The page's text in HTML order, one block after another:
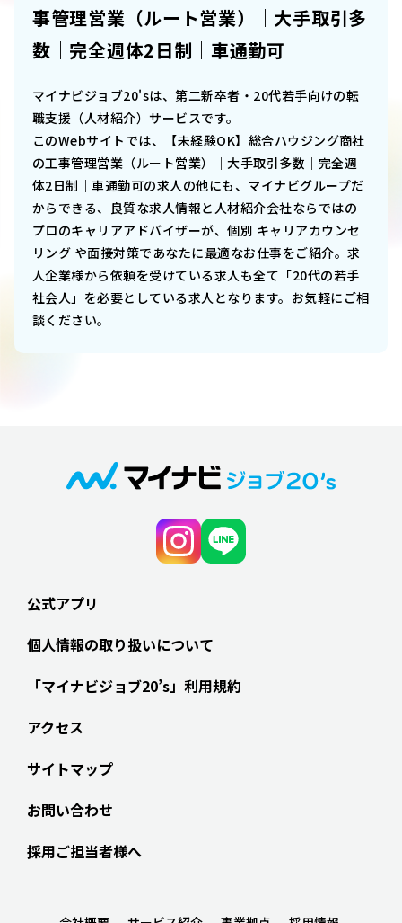
事管理営業（ルート営業）｜大手取引多
数｜完全週体2日制｜車通勤可
マイナビジョブ20'sは、第二新卒者・20代若手向けの転
職支援（人材紹介）サービスです。
このWebサイトでは、
【未経験OK】総合ハウジング商社
の工事管理営業（ルート営業）｜大手取引多数｜完全週
体2日制｜車通勤可の求人の他にも、マイナビグループだ
からできる、良質な求人情報と人材紹介会社ならではの
プロのキャリアアドバイザーが、個別 キャリアカウンセ
リング や面接対策であなたに最適なお仕事をご紹介。求
人企業様から依頼を受けている求人も全て「20代の若手
社会人」を必要としている求人となります。お気軽にご相
談ください。
公式アプリ
個人情報の取り扱いについて
「マイナビジョブ20’s」利用規約
アクセス
サイトマップ
お問い合わせ
採用ご担当者様へ